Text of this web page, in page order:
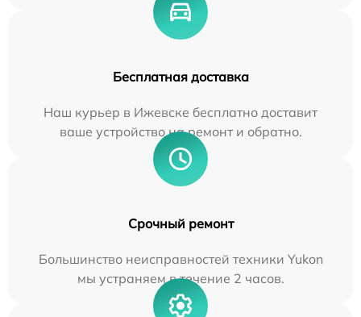
Бесплатная доставка
Наш курьер в Ижевске бесплатно доставит
ваше устройство на ремонт и обратно.
Срочный ремонт
Большинство неисправностей техники Yukon
мы устраняем в течение 2 часов.